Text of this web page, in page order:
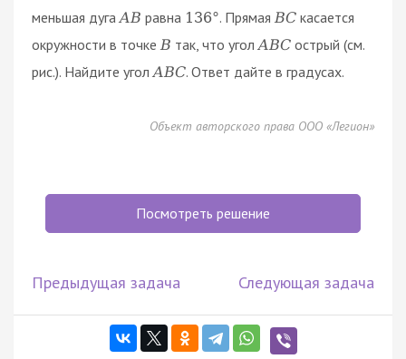
меньшая дуга AB равна 136°. Прямая BC касается
окружности в точке B так, что угол ABC острый (см.
рис.). Найдите угол ABC. Ответ дайте в градусах.
Объект авторского права ООО «Легион»
Посмотреть решение
Предыдущая задача Следующая задача